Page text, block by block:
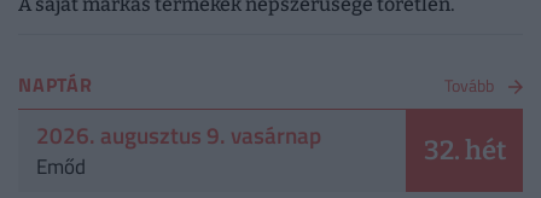
NAPTÁR Tovább
2026. augusztus 9. vasárnap
Emőd 32. hét